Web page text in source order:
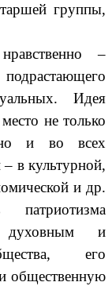
группы,
–
Идея
не только
и во всех
в культурной,
и др.
патриотизма
духовным и
его
общественную